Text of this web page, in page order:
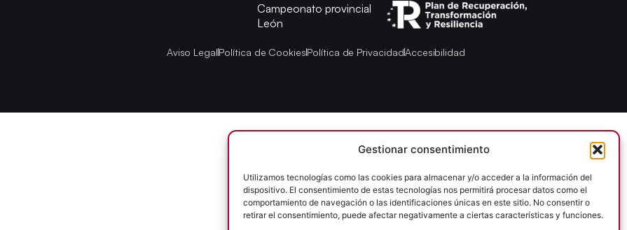
Gestionar consentimiento
Utilizamos tecnologías como las cookies para almacenar y/o acceder a la información del
dispositivo. El consentimiento de estas tecnologías nos permitirá procesar datos como el
comportamiento de navegación o las identificaciones únicas en este sitio. No consentir o
retirar el consentimiento, puede afectar negativamente a ciertas características y funciones.
Campeonato provincial
León
Aviso LegalPolítica de CookiesPolítica de PrivacidadAccesibilidad